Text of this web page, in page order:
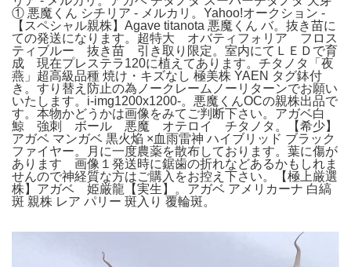
① 悪魔くん シチリア - メルカリ。Yahoo!オークション -
【スペシャル親株】Agave titanota 悪魔くん バ。抜き苗に
ての発送になります。超特大 オバティフォリア フロス
ティブルー 抜き苗 引き取り限定。室内にてＬＥＤで育
成 現在プレステラ120に植えてあります。チタノタ「夜
燕」超高級品種 焼け・キズなし 極美株 YAEN タグ鉢付
き。すり替え防止の為ノークレームノーリターンでお願い
いたします。i-img1200x1200-。悪魔くんOCの親株出品で
す。本物かどうかは画像をみてご判断下さい。アガベ白
鯨 強刺 ボール 悪魔 オテロイ チタノタ。【希少】
アガベ マンガベ 黒火焔 ×血雨雷神 ハイブリッド ブラック
ファイヤー。月に一度農薬を散布しております。葉に傷が
あります 画像１発送時に鋸歯の折れなどあるかもしれま
せんので神経質な方はご購入をお控え下さい。【極上厳選
株】アガベ 姫厳龍【実生】。アガベ アメリカーナ 白縞
斑 親株 レア パリー 斑入り 覆輪斑。